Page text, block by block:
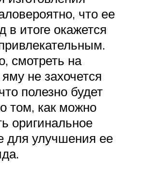
что ее
в итоге окажется
смотреть на
не захочется
полезно будет
том, как можно
оригинальное
для улучшения ее